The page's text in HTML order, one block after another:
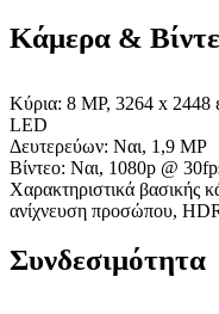
Κάμερα &
Κύρια: 8 MP, 3264 x 2448
LED
Δευτερεύων: Ναι, 1,9 MP
Βίντεο: Ναι, 1080p @
Χαρακτηριστικά βασικής
ανίχνευση προσώπου,
Συνδεσιμότητα